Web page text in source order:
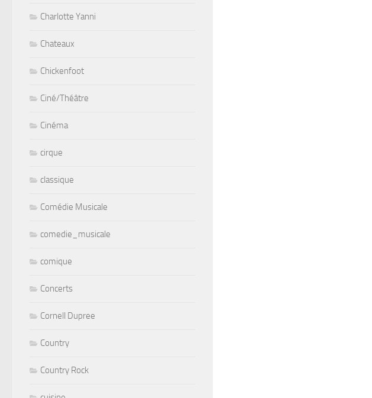
Charlotte Yanni
Chateaux
Chickenfoot
Ciné/Théâtre
Cinéma
cirque
classique
Comédie Musicale
comedie_musicale
comique
Concerts
Cornell Dupree
Country
Country Rock